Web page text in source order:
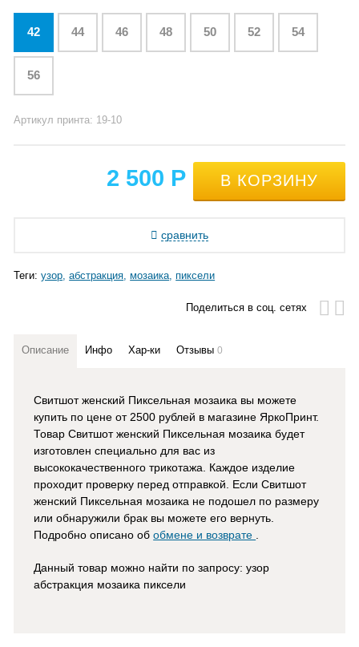
42 44 46 48 50 52 54
56
Артикул принта: 19-10
2 500 Р
сравнить
Теги:узор абстракция мозаика пиксели
Поделиться в соц. сетях
Описание Инфо Хар-ки Отзывы0
Свитшот женский Пиксельная мозаика вы можете
купить по цене от 2500 рублей в магазине ЯркоПринт.
Товар Свитшот женский Пиксельная мозаика будет
изготовлен специально для вас из
высококачественного трикотажа. Каждое изделие
проходит проверку перед отправкой. Если Свитшот
женский Пиксельная мозаика не подошел по размеру
или обнаружили брак вы можете его вернуть.
Подробно описано обобмене и возврате .
Данный товар можно найти по запросу: узор
абстракция мозаика пиксели